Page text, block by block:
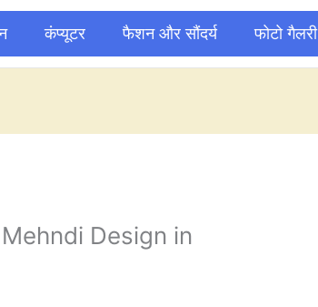
कंप्यूटर फैशन और सौंदर्य फोटो गैलरी
Mehndi Design in